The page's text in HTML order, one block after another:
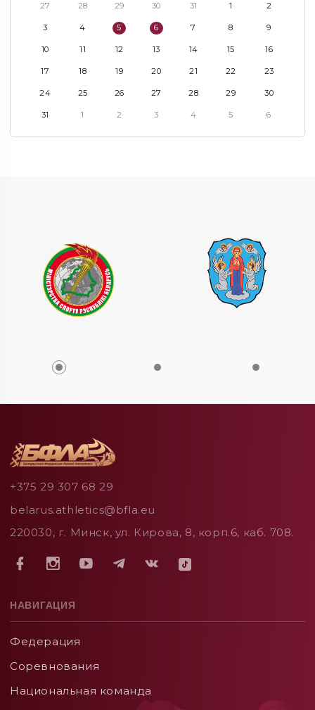
27 28 29 30 31 1 2
3 4 5 6 7 8 9
10 11 12 13 14 15 16
17 18 19 20 21 22 23
24 25 26 27 28 29 30
31 1 2 3 4 5 6
+375 29 307 68 29
belarus.athletics@bfla.eu
220030, г. Минск, ул. Кирова, 8, корп.6, каб. 708.
НАВИГАЦИЯ
Федерация
Соревнования
Национальная команда